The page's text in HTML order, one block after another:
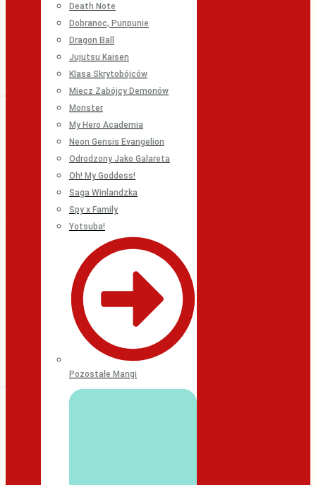
Death Note
Dobranoc, Punpunie
Dragon Ball
Jujutsu Kaisen
Klasa Skrytobójców
Miecz Zabójcy Demonów
Monster
My Hero Academia
Neon Gensis Evangelion
Odrodzony Jako Galareta
Oh! My Goddess!
Saga Winlandzka
Spy x Family
Yotsuba!
Pozostałe Mangi